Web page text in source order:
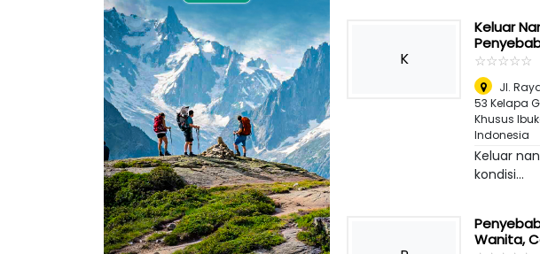
K
Keluar
☆☆☆☆☆
★★★★★
Jl.
53 Kelapa
Khusus
Indonesia
Keluar
kondisi...
Wanita,